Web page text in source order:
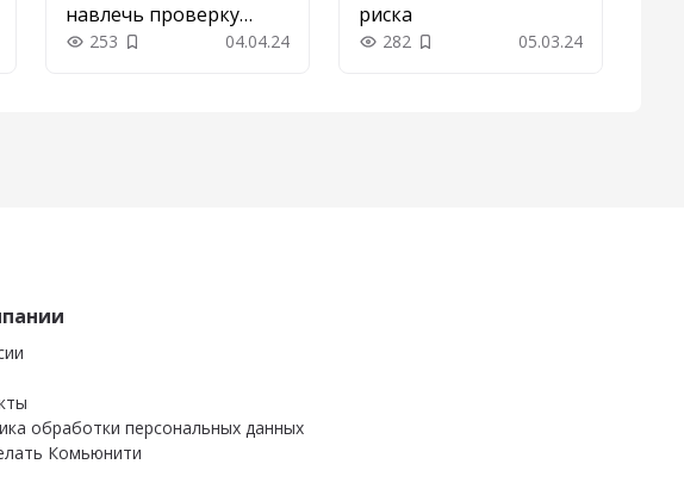
навлечь проверку
Роструда
253 Добавить в закладки
04.04.24
риска
282 Добавить в закладки
05.03.24
обработки персональных данных
Комьюнити